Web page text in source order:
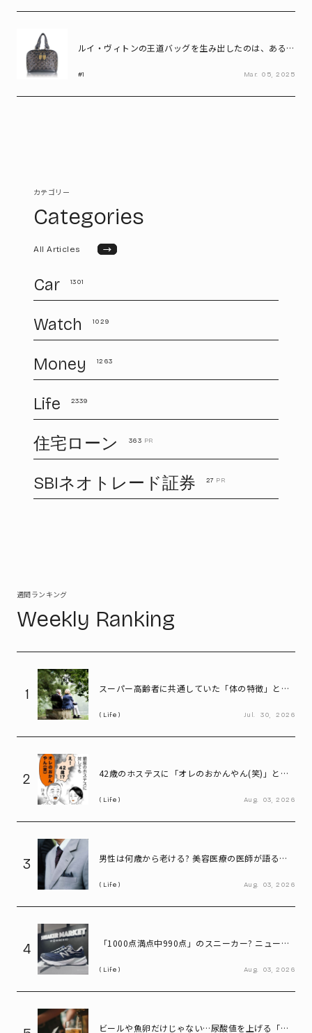
ルイ・ヴィトンの王道バッグを生み出したのは、ある伝
#1 Mar. 05, 2025
カテゴリー
Categories
All Articles →
Car 1301
Watch 1029
Money 1263
Life 2339
住宅ローン 363 PR
SBIネオトレード証券 27 PR
週間ランキング
Weekly Ranking
1
スーパー高齢者に共通していた「体の特徴」とは?
Life Jul. 30, 2026
2
42歳のホステスに「オレのおかんやん(笑)」と言
Life Aug. 03, 2026
3
男性は何歳から老ける? 美容医療の医師が語る
Life Aug. 03, 2026
4
「1000点満点中990点」のスニーカー? ニューバ
Life Aug. 03, 2026
ビールや魚卵だけじゃない…尿酸値を上げる「食